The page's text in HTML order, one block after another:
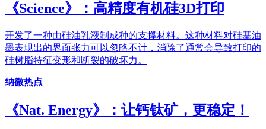
《Science》：高精度有机硅3D打印
开发了一种由硅油乳液制成种的支撑材料。这种材料对硅基油
墨表现出的界面张力可以忽略不计，消除了通常会导致打印的
硅树脂特征变形和断裂的破坏力。
纳微热点
《Nat. Energy》：让钙钛矿，更稳定！